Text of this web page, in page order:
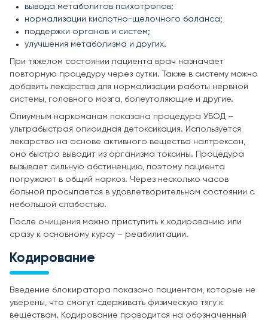
вывода метаболитов психотропов;
нормализации кислотно-щелочного баланса;
поддержки органов и систем;
улучшения метаболизма и других.
При тяжелом состоянии пациента врач назначает
повторную процедуру через сутки. Также в систему можно
добавить лекарства для нормализации работы нервной
системы, головного мозга, болеутоляющие и другие.
Опиумным наркоманам показана процедура УБОД –
ультрабыстрая опиоидная детоксикация. Используется
лекарство на основе активного вещества налтрексон,
оно быстро выводит из организма токсины. Процедура
вызывает сильную абстиненцию, поэтому пациента
погружают в общий наркоз. Через несколько часов
больной просыпается в удовлетворительном состоянии с
небольшой слабостью.
После очищения можно приступить к кодированию или
сразу к основному курсу – реабилитации.
Кодирование
Введение блокиратора показано пациентам, которые не
уверены, что смогут сдерживать физическую тягу к
веществам. Кодирование проводится на обозначенный